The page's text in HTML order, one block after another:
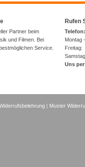
Partner beim
und Filmen. Bei
Service.
Rufen
Montag
Uns
| Muster